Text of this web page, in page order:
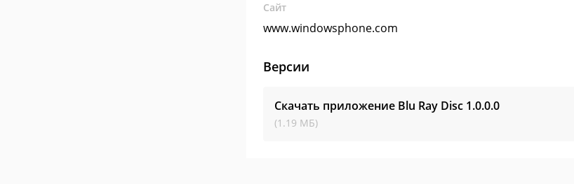
Сайт
www.windowsphone.com
Версии
Скачать приложение Blu Ray Disc 1.0.0.0
(1.19 МБ)